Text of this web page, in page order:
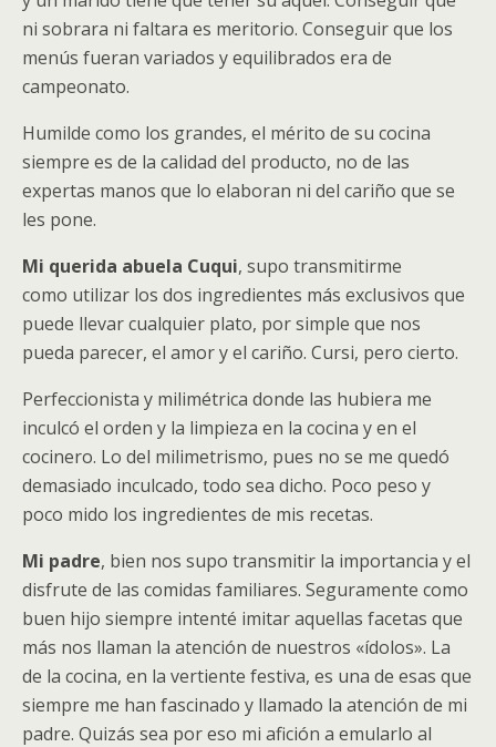
ni sobrara ni faltara es meritorio. Conseguir que los
menús fueran variados y equilibrados era de
campeonato.
Humilde como los grandes, el mérito de su cocina
siempre es de la calidad del producto, no de las
expertas manos que lo elaboran ni del cariño que se
les pone.
Mi querida abuela Cuqui, supo transmitirme
como utilizar los dos ingredientes más exclusivos que
puede llevar cualquier plato, por simple que nos
pueda parecer, el amor y el cariño. Cursi, pero cierto.
Perfeccionista y milimétrica donde las hubiera me
inculcó el orden y la limpieza en la cocina y en el
cocinero. Lo del milimetrismo, pues no se me quedó
demasiado inculcado, todo sea dicho. Poco peso y
poco mido los ingredientes de mis recetas.
Mi padre, bien nos supo transmitir la importancia y el
disfrute de las comidas familiares. Seguramente como
buen hijo siempre intenté imitar aquellas facetas que
más nos llaman la atención de nuestros «ídolos». La
de la cocina, en la vertiente festiva, es una de esas que
siempre me han fascinado y llamado la atención de mi
padre. Quizás sea por eso mi afición a emularlo al